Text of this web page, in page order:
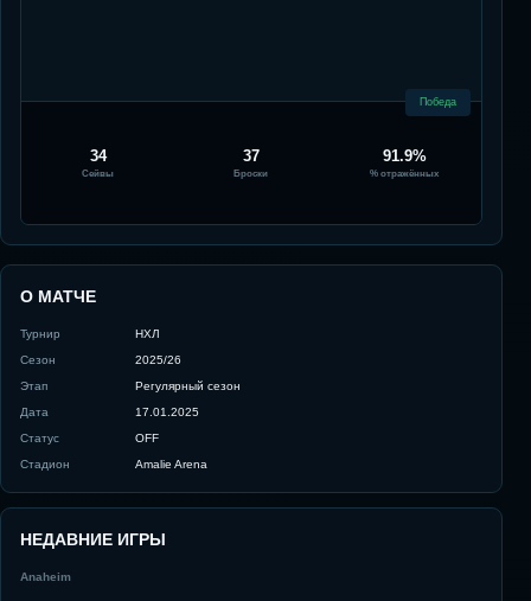
Победа
34
Сейвы
37
Броски
91.9%
% отражённых
О МАТЧЕ
Турнир
НХЛ
Сезон
2025/26
Этап
Регулярный сезон
Дата
17.01.2025
Статус
OFF
Стадион
Amalie Arena
НЕДАВНИЕ ИГРЫ
Anaheim